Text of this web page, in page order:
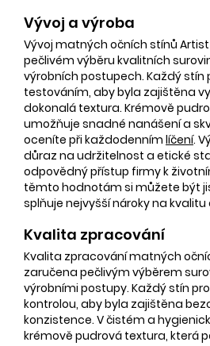
Vývoj a výroba
Vývoj matných očních stínů
pečlivém výběru kvalitních
výrobních postupech. Každý
testováním, aby byla zajištěna
dokonalá textura. Krémově
umožňuje snadné nanášení a
oceníte při každodenním líčení.
důraz na udržitelnost a etické
odpovědný přístup firmy k
těmto hodnotám si můžete být
splňuje nejvyšší nároky na kvalitu
Kvalita zpracování
Kvalita zpracování matných
zaručena pečlivým výběrem
výrobními postupy. Každý stín
kontrolou, aby byla zajištěna
konzistence. V čistém a
krémově pudrová textura, která